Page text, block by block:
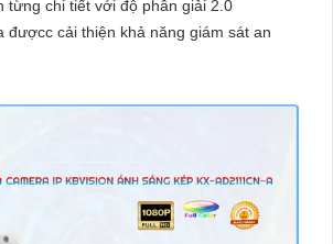
từng chi tiết với độ phân giải 2.0